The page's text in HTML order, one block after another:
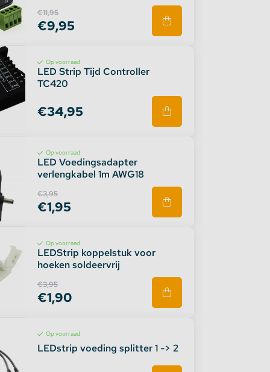
€11,95
€9,95
Op voorraad
LED Strip Tijd Controller
TC420
€34,95
Op voorraad
LED Voedingsadapter
verlengkabel 1m AWG18
€3,95
€1,95
Op voorraad
LEDStrip koppelstuk voor
hoeken soldeervrij
€3,95
€1,90
Op voorraad
LEDstrip voeding splitter 1 -> 2